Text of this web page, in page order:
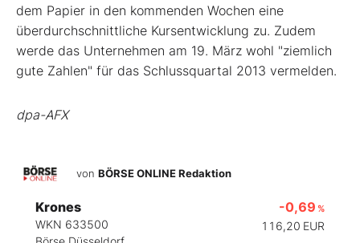
dem Papier in den kommenden Wochen eine
überdurchschnittliche Kursentwicklung zu. Zudem
werde das Unternehmen am 19. März wohl "ziemlich
gute Zahlen" für das Schlussquartal 2013 vermelden.
dpa-AFX
von BÖRSE ONLINE Redaktion
Krones
WKN 633500
-0,69 %
116,20 EUR